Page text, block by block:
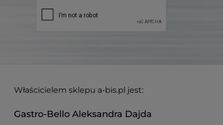
Właścicielem sklepu a-bis.pl jest:
Gastro-Bello Aleksandra Dajda